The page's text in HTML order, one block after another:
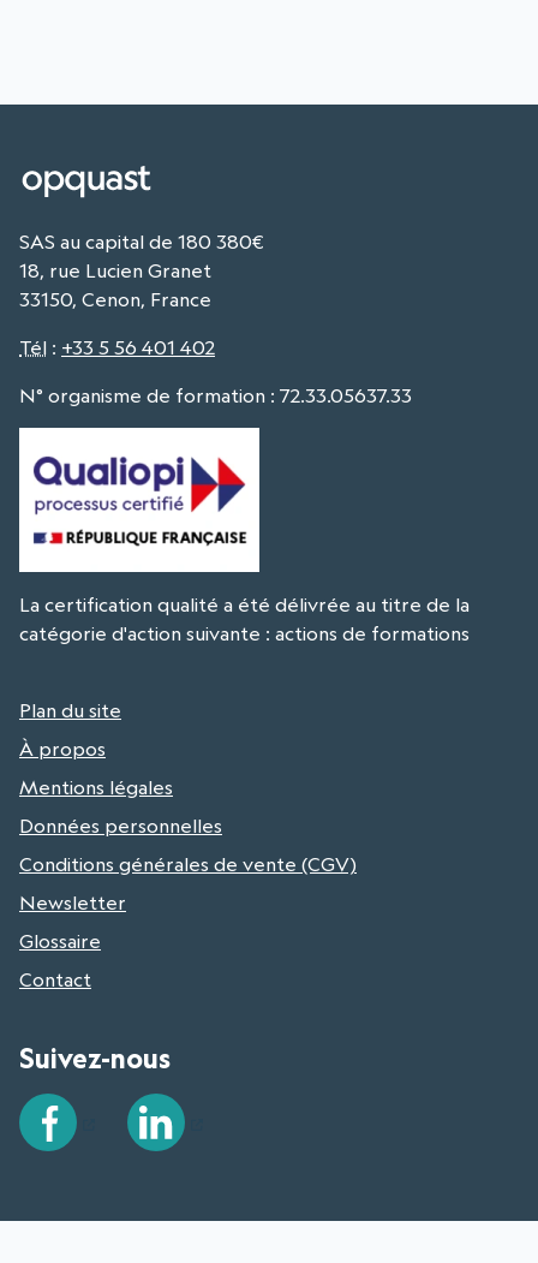
SAS au capital de 180 380€
18, rue Lucien Granet
33150, Cenon, France
Tél : +33 5 56 401 402
N° organisme de formation : 72.33.05637.33
La certification qualité a été délivrée au titre de la
catégorie d'action suivante : actions de formations
Plan du site
À propos
Mentions légales
Données personnelles
Conditions générales de vente (CGV)
Newsletter
Glossaire
Contact
Suivez-nous
Facebook